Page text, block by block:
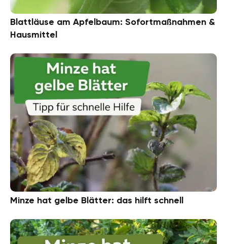
Blattläuse am Apfelbaum: Sofortmaßnahmen &
Hausmittel
Minze hat gelbe Blätter: das hilft schnell